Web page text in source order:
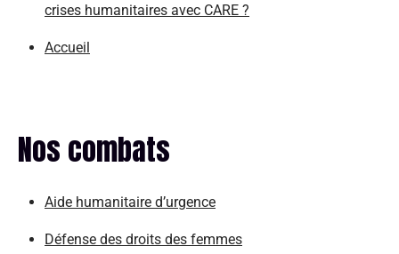
crises humanitaires avec CARE ?
Accueil
Nos combats
Aide humanitaire d’urgence
Défense des droits des femmes